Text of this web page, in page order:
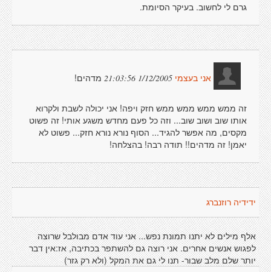
גרם לי לחשוב. בעיקר הסיומת.
אני בעצמי 1/12/2005 21:03:56 מדהים!
זה ממש ממש ממש ממש חזק ויפה! אני יכולה לשבת ולקרוא
אותו שוב ושוב שוב... וזה כל פעם מחדש משגע אותי! זה פשוט
מקסים, מה אפשר להגיד... הסוף נורא נורא חזק... פשוט לא
יאמן! זה מדהים!! תודה רבה! בהצלחה!
ידידיה רוזנברג
אלף מילים לא יתנו תמונת נפש... אני עוד אדם מבולבל שרוצה
לפגוש אנשים אחרים. אני רוצה גם להשתפר בכתיבה, אז:אין דבר
יותר שלם מלב שבור- תנו לי גם את המקל (ולא רק גזר)